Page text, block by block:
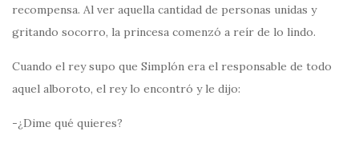
recompensa. Al ver aquella cantidad de personas unidas y
gritando socorro, la princesa comenzó a reír de lo lindo.
Cuando el rey supo que Simplón era el responsable de todo
aquel alboroto, el rey lo encontró y le dijo:
-¿Dime qué quieres?